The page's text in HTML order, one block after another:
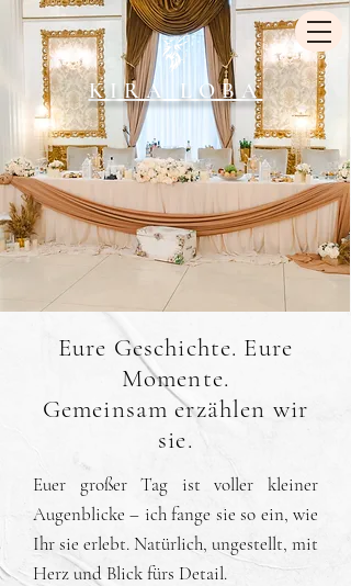
KIRA LOBA
Eure Geschichte. Eure
Momente.
Gemeinsam erzählen wir
sie.
Euer großer Tag ist voller kleiner
Augenblicke – ich fange sie so ein, wie
Ihr sie erlebt. Natürlich, ungestellt, mit
Herz und Blick fürs Detail.